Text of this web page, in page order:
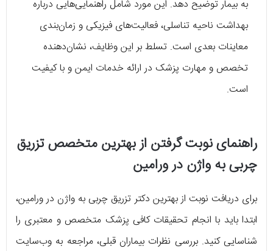
به بیمار توضیح دهد. این مورد شامل راهنمایی‌هایی درباره
بهداشت ناحیه تناسلی، فعالیت‌های فیزیکی و زمان‌بندی
معاینات بعدی است. تسلط بر این وظایف، نشان‌دهنده
تخصص و مهارت پزشک در ارائه خدمات ایمن و با کیفیت
است.
راهنمای نوبت گرفتن از بهترین متخصص تزریق
چربی به واژن در ورامین
برای دریافت نوبت از بهترین دکتر تزریق چربی به واژن در ورامین،
ابتدا باید با انجام تحقیقات کافی پزشک متخصص و معتبری را
شناسایی کنید. بررسی نظرات بیماران قبلی، مراجعه به وب‌سایت